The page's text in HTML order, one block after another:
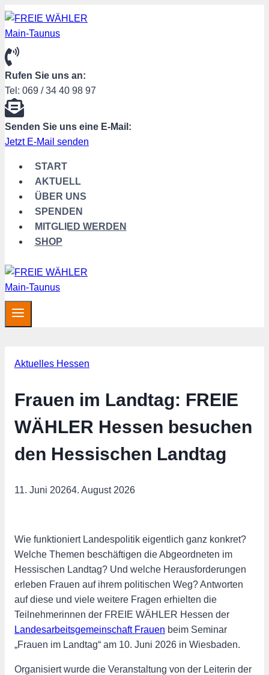
Zum
Rufen Sie uns an:
Tel: 069 / 34 40 98 97
Senden Sie uns eine E-Mail:
Jetzt E-Mail senden
START
AKTUELL
ÜBER UNS
SPENDEN
MITGLIED WERDEN
SHOP
Aktuelles Hessen
Frauen im Landtag: FREIE
WÄHLER Hessen besuchen
den Hessischen Landtag
11. Juni 20264. August 2026
Wie funktioniert Landespolitik eigentlich ganz konkret?
Welche Themen beschäftigen die Abgeordneten im
Hessischen Landtag? Und welche Herausforderungen
erleben Frauen auf ihrem politischen Weg? Antworten
auf diese und viele weitere Fragen erhielten die
Teilnehmerinnen der FREIE WÄHLER Hessen der
Landesarbeitsgemeinschaft Frauen beim Seminar
„Frauen im Landtag“ am 10. Juni 2026 in Wiesbaden.
Organisiert wurde die Veranstaltung von der Leiterin der